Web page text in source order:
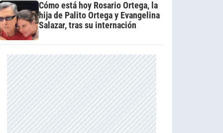
Cómo está hoy Rosario Ortega, la
hija de Palito Ortega y Evangelina
Salazar, tras su internación